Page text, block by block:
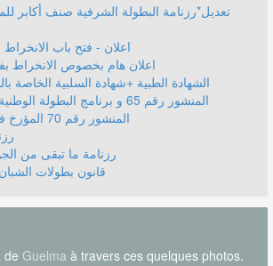
*تعديل*رزنامة البطولة الشرفية صنف أكابر للموسم
اعلان - فتح باب
اعلان هام بخصوص الانخراط بفئة
الشهادة الطبية +شهادة السلبية الخاصة
المنشور رقم 70 المؤرخ في 22 فيفري 2026
رزنامة ما تبقى من
قانون بطولات الشبان
de Guelmaà travers ces quelques photos.